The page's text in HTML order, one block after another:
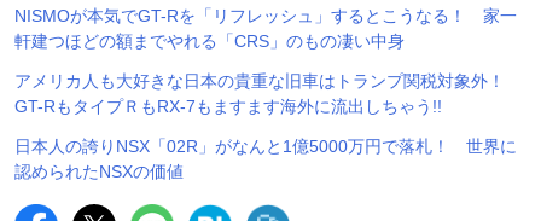
NISMOが本気でGT-Rを「リフレッシュ」するとこうなる！ 家一
軒建つほどの額までやれる「CRS」のもの凄い中身
アメリカ人も大好きな日本の貴重な旧車はトランプ関税対象外！
GT-RもタイプＲもRX-7もますます海外に流出しちゃう!!
日本人の誇りNSX「02R」がなんと1億5000万円で落札！ 世界に
認められたNSXの価値